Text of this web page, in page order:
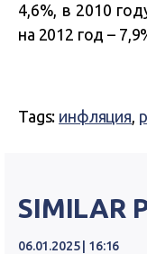
4,6%, в 2010
на 2012 год –
Tags: инфляция,
SIMILAR
06.01.2025 | 16:16